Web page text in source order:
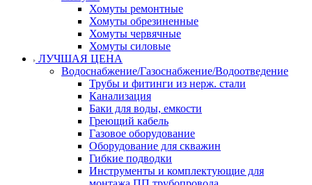
Хомуты ремонтные
Хомуты обрезиненные
Хомуты червячные
Хомуты силовые
ЛУЧШАЯ ЦЕНА
Водоснабжение/Газоснабжение/Водоотведение
Трубы и фитинги из нерж. стали
Канализация
Баки для воды, емкости
Греющий кабель
Газовое оборудование
Оборудование для скважин
Гибкие подводки
Инструменты и комплектующие для